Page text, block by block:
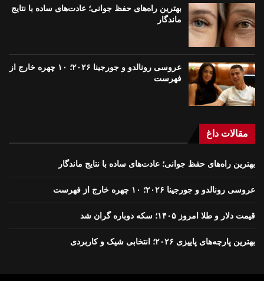
بهترین راه‌های حفظ جوانی؛ عادت‌های ساده با نتایج
ماندگار
عروسی رونالدو و جورجینا ۲۰۲۶؛ ۱۰ چهره خارج از
فهرست
مقالات داغ
بهترین راه‌های حفظ جوانی؛ عادت‌های ساده با نتایج ماندگار
عروسی رونالدو و جورجینا ۲۰۲۶؛ ۱۰ چهره خارج از فهرست
قیمت دلار و طلا امروز ۱۴۰۵؛ سکه دوباره گران شد
بهترین پارچه‌های پاییزی ۲۰۲۶؛ انتخابی شیک و کاربردی